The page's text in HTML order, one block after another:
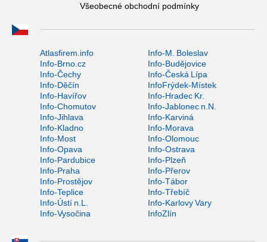
Všeobecné obchodní podmínky
Atlasfirem.info
Info-M. Boleslav
Info-Brno.cz
Info-Budějovice
Info-Čechy
Info-Česká Lípa
Info-Děčín
InfoFrýdek-Místek
Info-Havířov
Info-Hradec Kr.
Info-Chomutov
Info-Jablonec n.N.
Info-Jihlava
Info-Karviná
Info-Kladno
Info-Morava
Info-Most
Info-Olomouc
Info-Opava
Info-Ostrava
Info-Pardubice
Info-Plzeň
Info-Praha
Info-Přerov
Info-Prostějov
Info-Tábor
Info-Teplice
Info-Třebíč
Info-Ústí n.L.
Info-Karlovy Vary
Info-Vysočina
InfoZlín